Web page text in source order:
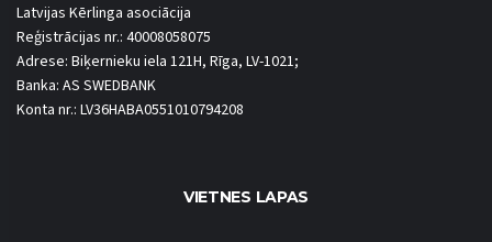
Latvijas Kērlinga asociācija
Reģistrācijas nr.: 40008058075
Adrese: Biķernieku iela 121H, Rīga, LV-1021;
Banka: AS SWEDBANK
Konta nr.: LV36HABA0551010794208
VIETNES LAPAS